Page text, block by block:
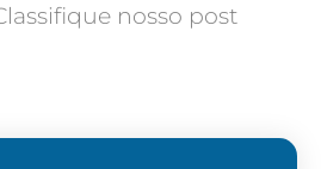
nosso post